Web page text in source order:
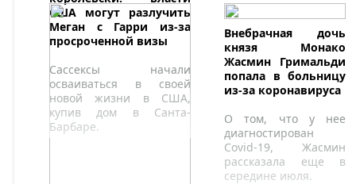
США могут разлучить
Меган с Гарри из-за
просроченной визы
Сассексы начали
осваиваться в своей
новой жизни в США,
купив дом в Санта-
Барбаре.
Внебрачная дочь
князя Монако
Жасмин Гримальди
попала в больницу
из-за коронавируса
О том, что у нее
диагностирован
Covid-19, Жасмин
рассказала еще в
середине июля.